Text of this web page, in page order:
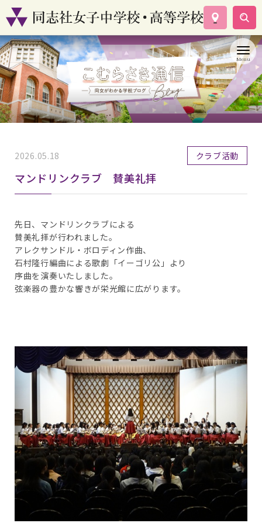
学校案内
コース紹介
学校生活
入試情報
資料請求
2026.05.18 クラブ活動
マンドリンクラブ 賛美礼拝
先日、マンドリンクラブによる
賛美礼拝が行われました。
アレクサンドル・ボロディン作曲、
石村隆行編曲による歌劇「イーゴリ公」より
序曲を演奏いたしました。
弦楽器の豊かな響きが栄光館に広がります。